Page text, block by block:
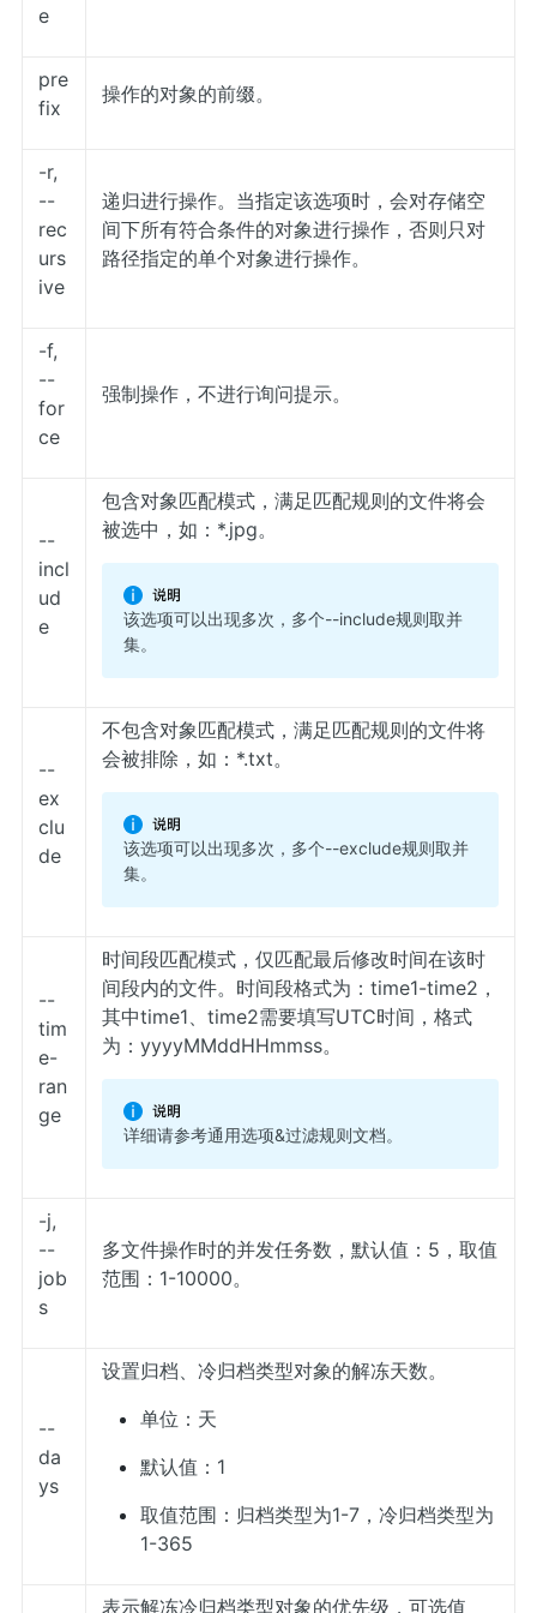
e
pre
fix
操作的对象的前缀。
-r,
--
rec
urs
ive
递归进行操作。当指定该选项时，会对存储空
间下所有符合条件的对象进行操作，否则只对
路径指定的单个对象进行操作。
-f,
--
for
ce
强制操作，不进行询问提示。
--
incl
ud
e
包含对象匹配模式，满足匹配规则的文件将会
被选中，如：*.jpg。
该选项可以出现多次，多个--include规则取并
集。
--
ex
clu
de
不包含对象匹配模式，满足匹配规则的文件将
会被排除，如：*.txt。
该选项可以出现多次，多个--exclude规则取并
集。
--
tim
e-
ran
ge
时间段匹配模式，仅匹配最后修改时间在该时
间段内的文件。时间段格式为：time1-time2，
其中time1、time2需要填写UTC时间，格式
为：yyyyMMddHHmmss。
详细请参考通用选项&过滤规则文档。
-j,
--
job
s
多文件操作时的并发任务数，默认值：5，取值
范围：1-10000。
--
da
ys
设置归档、冷归档类型对象的解冻天数。
单位：天
默认值：1
取值范围：归档类型为1-7，冷归档类型为
1-365
表示解冻冷归档类型对象的优先级，可选值